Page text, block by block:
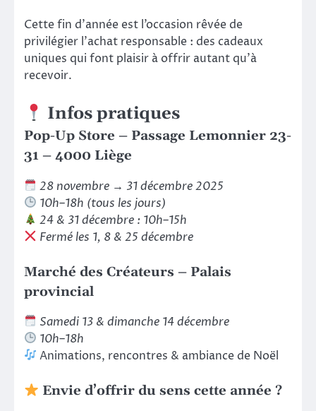
Cette fin d’année est l’occasion rêvée de
privilégier l’achat responsable : des cadeaux
uniques qui font plaisir à offrir autant qu’à
recevoir.
Infos pratiques
Pop-Up Store – Passage Lemonnier 23-
31 – 4000 Liège
28 novembre → 31 décembre 2025
10h–18h (tous les jours)
24 & 31 décembre : 10h–15h
Fermé les 1, 8 & 25 décembre
Marché des Créateurs – Palais
provincial
Samedi 13 & dimanche 14 décembre
10h–18h
Animations, rencontres & ambiance de Noël
Envie d’offrir du sens cette année ?